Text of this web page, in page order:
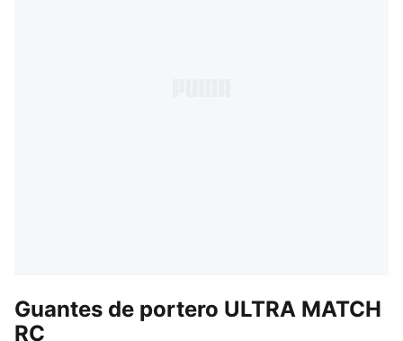
Guantes de portero ULTRA MATCH
RC